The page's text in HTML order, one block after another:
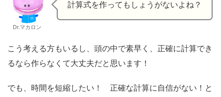
Dr.マカロン
計算式を作ってもしょうがないよね？
こう考える方もいるし、頭の中で素早く、正確に計算でき
るなら作らなくて大丈夫だと思います！
でも、時間を短縮したい！ 正確な計算に自信がない！と